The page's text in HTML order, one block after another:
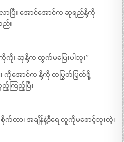
ာပြီး အောင်အောင်က ဆုရည်နို့ကို
ည်။
ါ ကိုကို၊ ဆုနို့က ထွက်မပြေးပါဘူး”
ောင်က နို့ကို တပြွတ်ပြွတ်စို့
ြည့်ပြီး
တာ၊ အချိန်နဲ့ဒီရေ လူကိုမစောင့်ဘူးတဲ့၊